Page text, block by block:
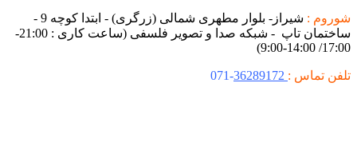
شوروم :
شیراز- بلوار مطهری شمالی (زرگری) - ابتدا کوچه 9 -
ساختمان تاپ - شبکه صدا و تصویر فلسفی (ساعت کاری : 21:00-
17:00/ 14:00-9:00)
تلفن تماس : -071